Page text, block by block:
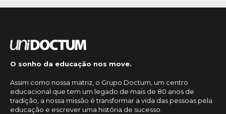
O sonho da educação nos move.
Assim como nossa matriz, o Grupo Doctum, um centro
educacional que tem um legado de mais de 80 anos de
tradição, a nossa missão é transformar a vida das pessoas pela
educação e escrever uma história de sucesso.